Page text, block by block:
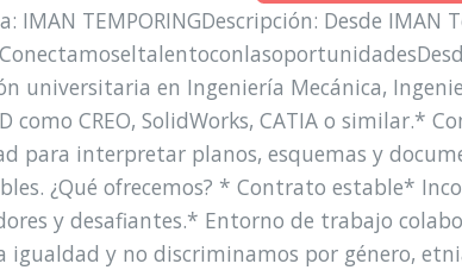
IMAN TEMPORINGDescripción: Desde
universitaria en Ingeniería Mecánica,
como CREO, SolidWorks, CATIA o similar.*
para interpretar planos, esquemas y
¿Qué ofrecemos? * Contrato estable*
y desafiantes.* Entorno de trabajo
y no discriminamos por género,